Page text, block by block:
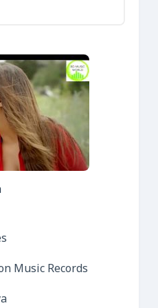
Music Records